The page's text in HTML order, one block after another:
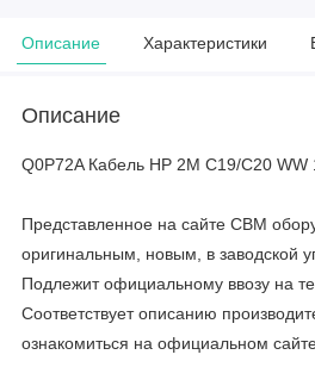
Описание Характеристики
Описание
Q0P72A Кабель HP 2M C19/C20 WW
Представленное на сайте CBM
оригинальным, новым, в заводской
Подлежит официальному ввозу на
Соответствует описанию
ознакомиться на официальном